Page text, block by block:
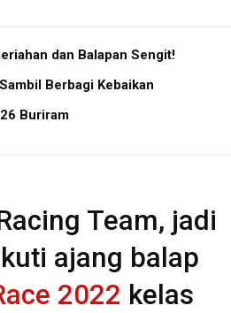
dan Balapan Sengit!
Berbagi Kebaikan
Buriram
Team, jadi
ajang balap
2022 kelas